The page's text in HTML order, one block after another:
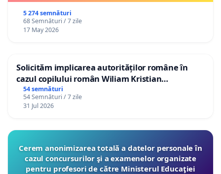
5 274 semnături
68 Semnături / 7 zile
17 May 2026
Solicităm implicarea autorităților române în
cazul copilului român Wiliam Kristian
Gheorghe, aflat în plasament în Danemarca de
12 ani
54 semnături
54 Semnături / 7 zile
31 Jul 2026
Cerem anonimizarea totală a datelor personale în
cazul concursurilor şi a examenelor organizate
pentru profesori de către Ministerul Educaţiei